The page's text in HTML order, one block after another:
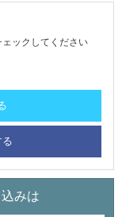
ックしてください
みは